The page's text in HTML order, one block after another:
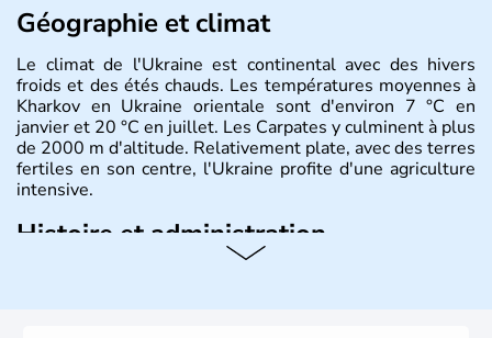
Géographie et climat
Le climat de l'Ukraine est continental avec des hivers
froids et des étés chauds. Les températures moyennes à
Kharkov en Ukraine orientale sont d'environ 7 °C en
janvier et 20 °C en juillet. Les Carpates y culminent à plus
de 2000 m d'altitude. Relativement plate, avec des terres
fertiles en son centre, l'Ukraine profite d'une agriculture
intensive.
Histoire et administration